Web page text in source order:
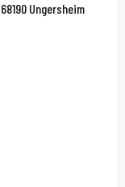
Ungersheim